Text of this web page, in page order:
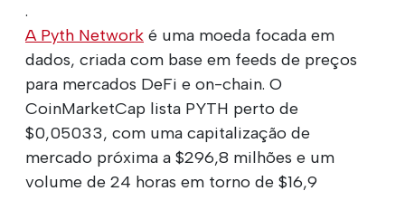
.
A Pyth Network é uma moeda focada em
dados, criada com base em feeds de preços
para mercados DeFi e on-chain. O
CoinMarketCap lista PYTH perto de
$0,05033, com uma capitalização de
mercado próxima a $296,8 milhões e um
volume de 24 horas em torno de $16,9